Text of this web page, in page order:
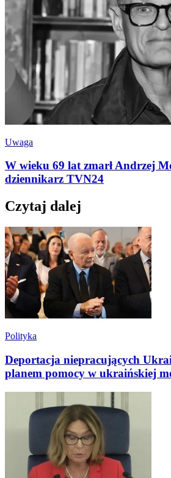
Uwaga
W wieku 69 lat zmarł Andrzej
dziennikarz TVN24
Czytaj dalej
Polityka
Deportacja niepracujących
planem pomocy w ukraińskiej